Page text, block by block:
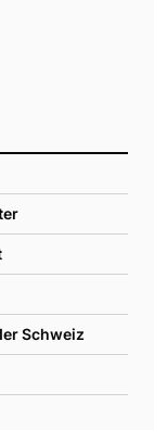
Schweiz